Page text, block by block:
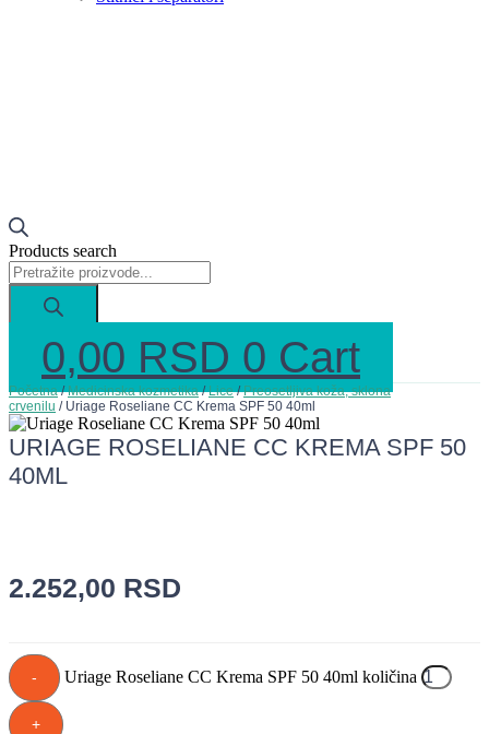
Products search
0,00 RSD 0 Cart
Početna/Medicinska kozmetika/Lice/Preosetljiva koža, sklona
crvenilu / Uriage Roseliane CC Krema SPF 50 40ml
URIAGE ROSELIANE CC KREMA SPF 50
40ML
2.252,00 RSD
- Uriage Roseliane CC Krema SPF 50 40ml količina
+